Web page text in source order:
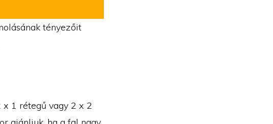
tényezőit
1 rétegű vagy 2 x 2